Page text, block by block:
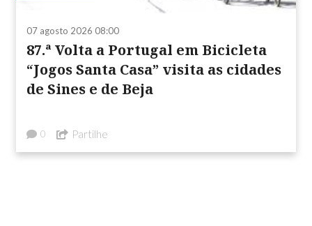
07 agosto 2026 08:00
87.ª Volta a Portugal em Bicicleta
“Jogos Santa Casa” visita as cidades
de Sines e de Beja
0 Partilhe